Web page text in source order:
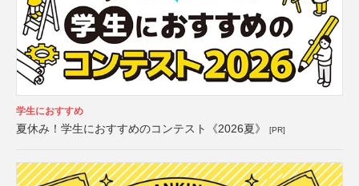
学生におすすめ
夏休み！学生におすすめのコンテスト《2026夏》 [PR]